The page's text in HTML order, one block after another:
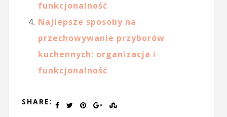
funkcjonalność
Najlepsze sposoby na
przechowywanie przyborów
kuchennych: organizacja i
funkcjonalność
SHARE: